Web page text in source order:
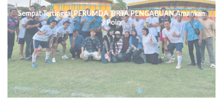
Sempat Tertinggal,PERUMDA TIRTA PENGABUAN,Amankan
3 Poin.